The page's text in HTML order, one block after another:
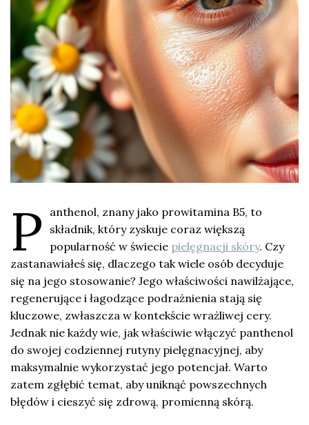
P
anthenol, znany jako prowitamina B5, to
składnik, który zyskuje coraz większą
popularność w świecie pielęgnacji skóry. Czy
zastanawiałeś się, dlaczego tak wiele osób decyduje
się na jego stosowanie? Jego właściwości nawilżające,
regenerujące i łagodzące podrażnienia stają się
kluczowe, zwłaszcza w kontekście wrażliwej cery.
Jednak nie każdy wie, jak właściwie włączyć panthenol
do swojej codziennej rutyny pielęgnacyjnej, aby
maksymalnie wykorzystać jego potencjał. Warto
zatem zgłębić temat, aby uniknąć powszechnych
błędów i cieszyć się zdrową, promienną skórą.